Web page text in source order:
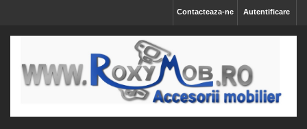
Autentificare
Contacteaza-ne